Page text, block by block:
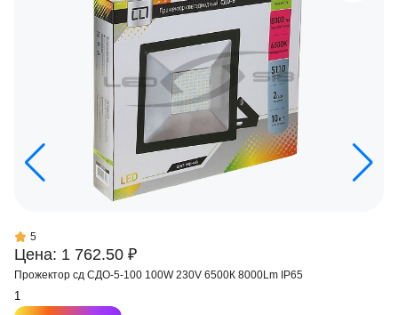
Цена: 1 762.50 ₽
5
Прожектор сд СДО-5-100 100W 230V 6500К 8000Lm IP65